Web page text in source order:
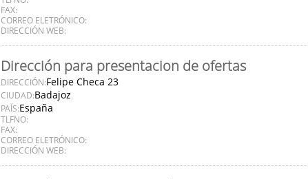
FAX:
CORREO ELETRÓNICO:
DIRECCIÓN WEB:
Dirección para presentacion de ofertas
DIRECCIÓN:Felipe Checa 23
CIUDAD:Badajoz
PAÍS:España
TLFNO:
FAX:
CORREO ELETRÓNICO:
DIRECCIÓN WEB: